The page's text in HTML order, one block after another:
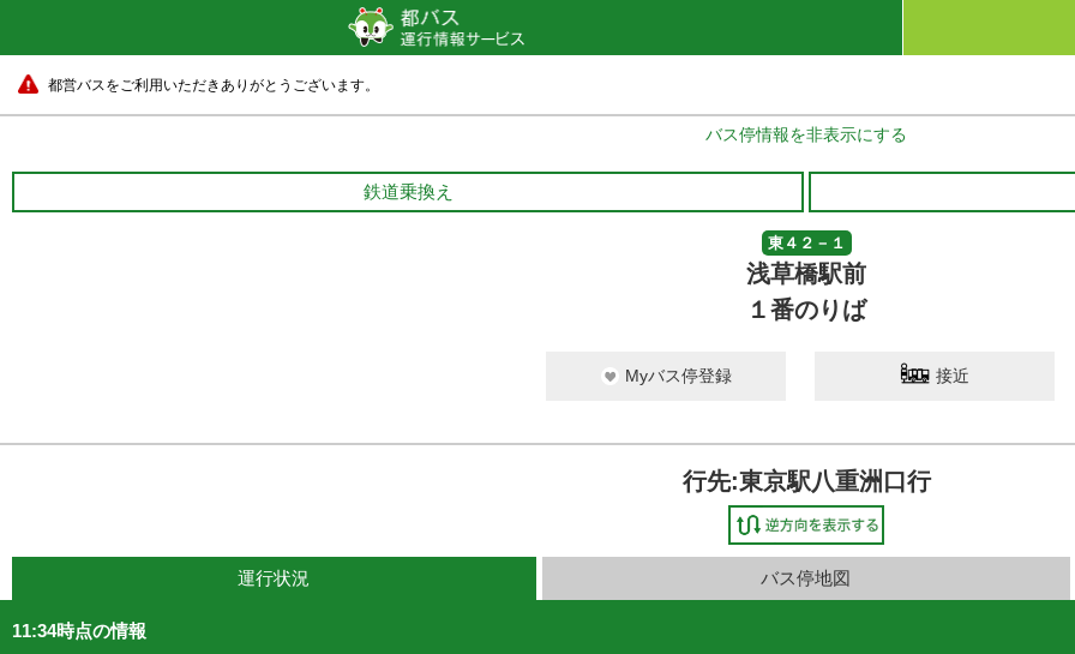
都営バスをご利用いただきありがとうございます。
バス停情報を非表示にする
鉄道乗換え
東４２－１
浅草橋駅前
１番のりば
Myバス停登録 接近
行先:東京駅八重洲口行
運行状況 バス停地図
11:34時点の情報